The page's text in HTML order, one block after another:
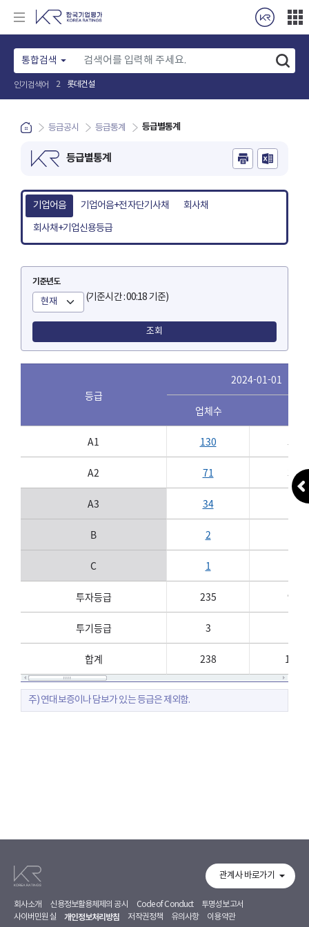
통합검색
인기검색어 2 롯데건설
등급공시 등급통계 등급별통계
등급별통계
기업어음 기업어음+전자단기사채 회사채
회사채+기업신용등급
기준년도
(기준시간 : 00:18 기준)
조회
등급
2024-01-01
업체수
A1 130 55%
A2 71 30%
A3 34 14%
B 2
C 1
투자등급 235 99%
투기등급 3
합계 238
주) 연대보증이나 담보가 있는 등급은 제외함.
회사소개 신용정보활용체제의 공시 Code of Conduct
투명성보고서
사이버민원실
개인정보처리방침 저작권정책 유의사항 이용약관
관계사 바로가기